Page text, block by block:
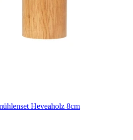
Heveaholz 8cm